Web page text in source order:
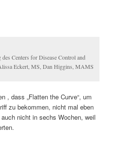
Centers for Disease Control and
Eckert, MS, Dan Higgins, MAMS
, dass „Flatten the Curve“, um
zu bekommen, nicht mal eben
nicht in sechs Wochen, weil